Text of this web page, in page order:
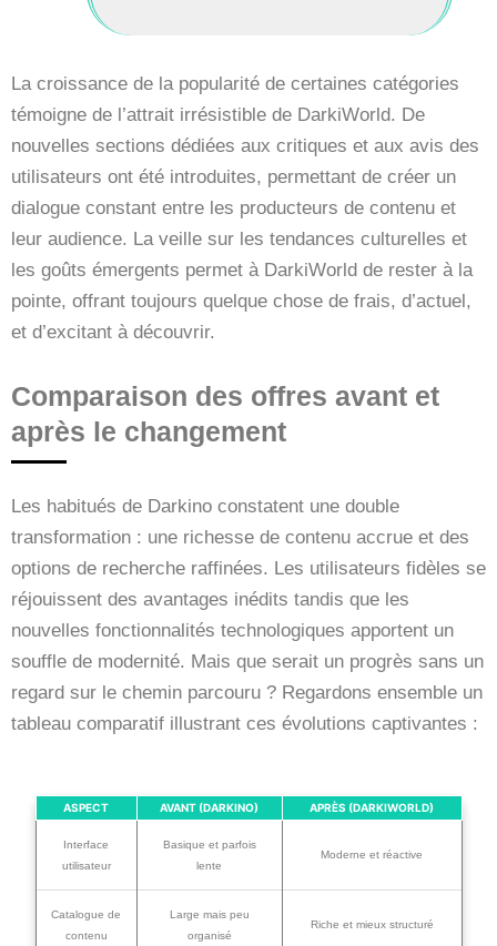
La croissance de la popularité de certaines catégories
témoigne de l’attrait irrésistible de DarkiWorld. De
nouvelles sections dédiées aux critiques et aux avis des
utilisateurs ont été introduites, permettant de créer un
dialogue constant entre les producteurs de contenu et
leur audience. La veille sur les tendances culturelles et
les goûts émergents permet à DarkiWorld de rester à la
pointe, offrant toujours quelque chose de frais, d’actuel,
et d’excitant à découvrir.
Comparaison des offres avant et
après le changement
Les habitués de Darkino constatent une double
transformation : une richesse de contenu accrue et des
options de recherche raffinées. Les utilisateurs fidèles se
réjouissent des avantages inédits tandis que les
nouvelles fonctionnalités technologiques apportent un
souffle de modernité. Mais que serait un progrès sans un
regard sur le chemin parcouru ? Regardons ensemble un
tableau comparatif illustrant ces évolutions captivantes :
ASPECT AVANT (DARKINO) APRÈS (DARKIWORLD)
Interface
utilisateur
Basique et parfois
lente
Moderne et réactive
Catalogue de
contenu
Large mais peu
organisé
Riche et mieux structuré